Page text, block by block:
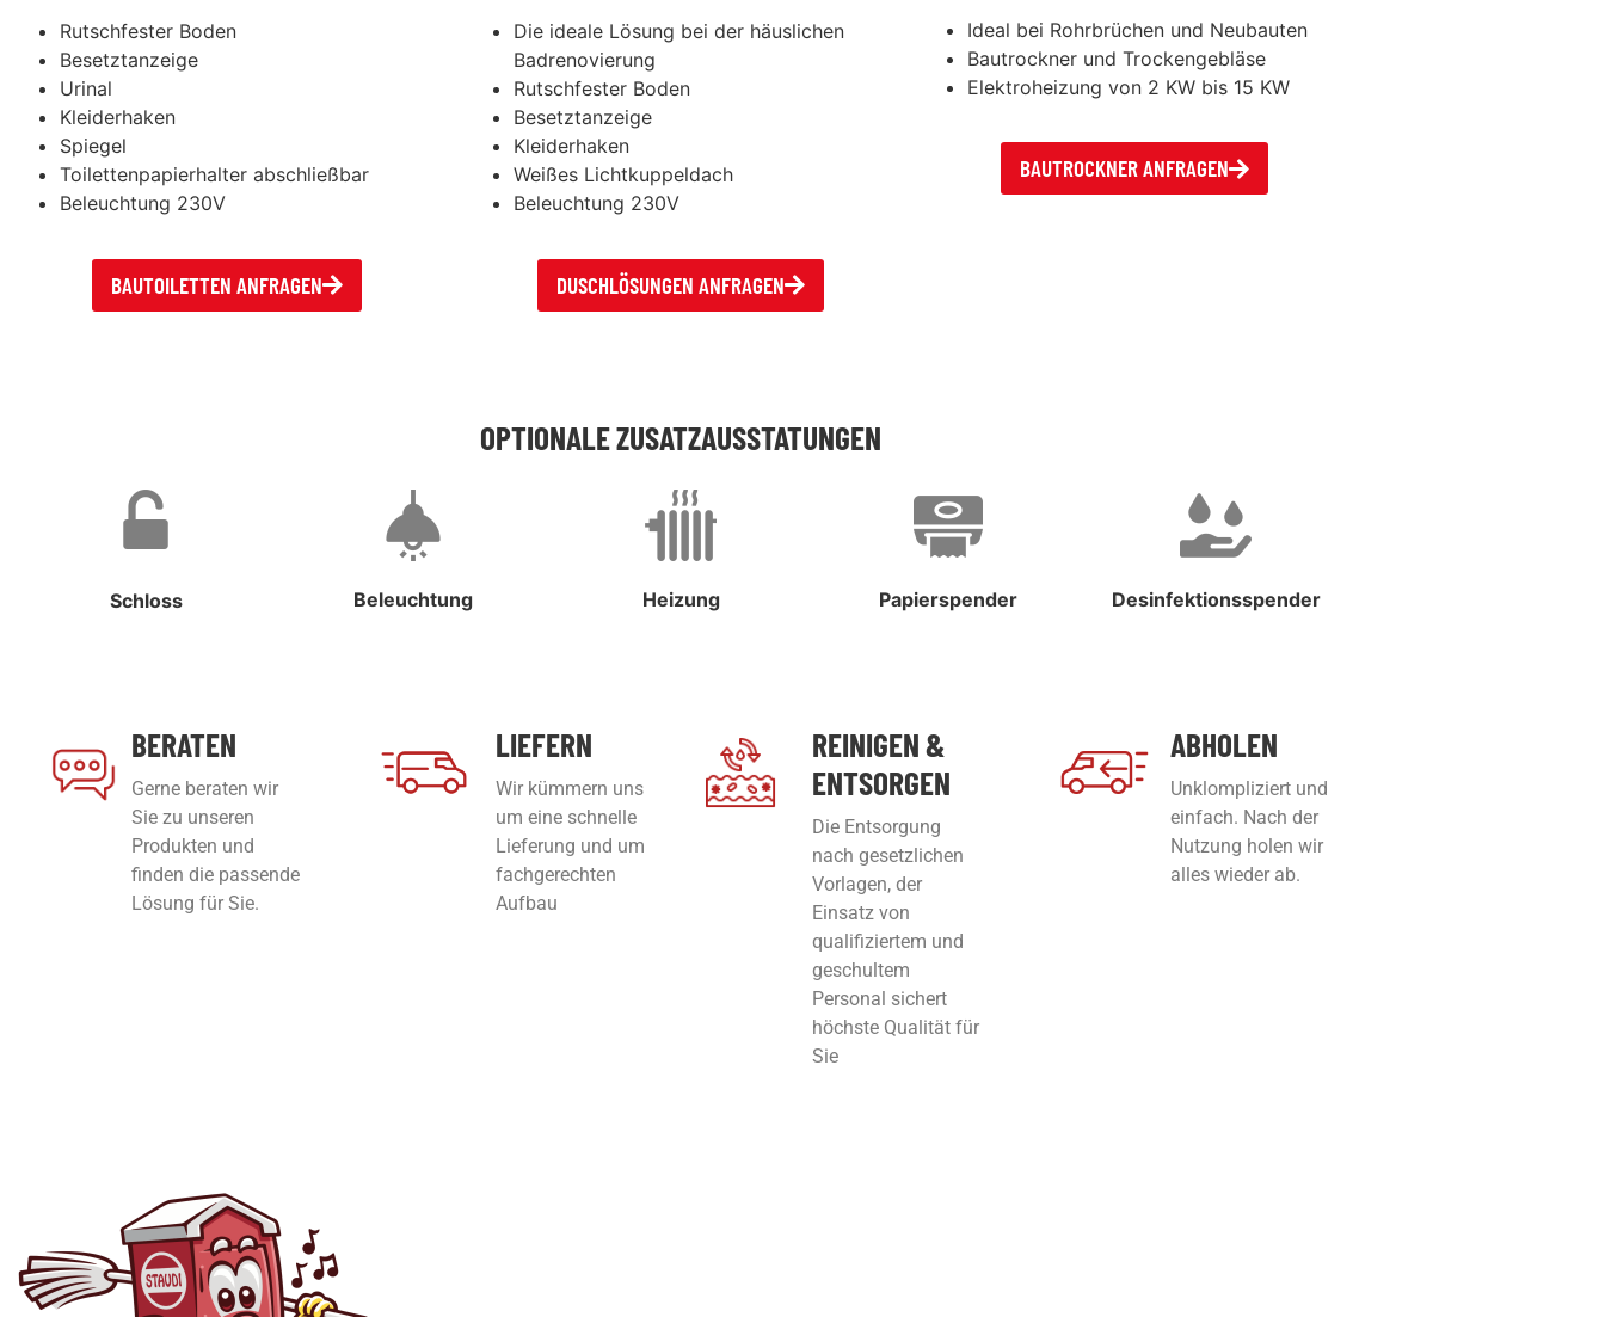
Rutschfester Boden
Besetztanzeige
Urinal
Kleiderhaken
Spiegel
Toilettenpapierhalter abschließbar
Beleuchtung 230V
BAUTOILETTEN ANFRAGEN
Die ideale Lösung bei der häuslichen
Badrenovierung
Rutschfester Boden
Besetztanzeige
Kleiderhaken
Weißes Lichtkuppeldach
Beleuchtung 230V
DUSCHLÖSUNGEN ANFRAGEN
Ideal bei Rohrbrüchen und Neubauten
Bautrockner und Trockengebläse
Elektroheizung von 2 KW bis 15 KW
BAUTROCKNER ANFRAGEN
OPTIONALE ZUSATZAUSSTATUNGEN
Schloss Beleuchtung Heizung Papierspender Desinfektionsspender
BERATEN
Gerne beraten wir
Sie zu unseren
Produkten und
finden die passende
Lösung für Sie.
LIEFERN
Wir kümmern uns
um eine schnelle
Lieferung und um
fachgerechten
Aufbau
REINIGEN &
ENTSORGEN
Die Entsorgung
nach gesetzlichen
Vorlagen, der
Einsatz von
qualifiziertem und
geschultem
Personal sichert
höchste Qualität für
Sie
ABHOLEN
Unklompliziert und
einfach. Nach der
Nutzung holen wir
alles wieder ab.